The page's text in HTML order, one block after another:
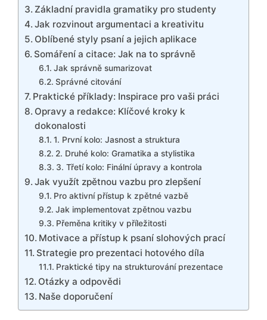
Základní pravidla gramatiky pro studenty
Jak rozvinout argumentaci a kreativitu
Oblíbené styly psaní a jejich aplikace
Somáření a citace: Jak na to správně
Jak správně sumarizovat
Správné citování
Praktické příklady: Inspirace pro vaši práci
Opravy a redakce: Klíčové kroky k
dokonalosti
1. První kolo: Jasnost a struktura
2. Druhé kolo: Gramatika a stylistika
3. Třetí kolo: Finální úpravy a kontrola
Jak využít zpětnou vazbu pro zlepšení
Pro aktivní přístup k zpětné vazbě
Jak implementovat zpětnou vazbu
Přeměna kritiky v příležitosti
Motivace a přístup k psaní slohových prací
Strategie pro prezentaci hotového díla
Praktické tipy na strukturování prezentace
Otázky a odpovědi
Naše doporučení